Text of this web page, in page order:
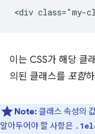
이는 CSS가 해당 클
의된 클래스를 포함
Note:클래스 속성의
알아두어야 할 사항은